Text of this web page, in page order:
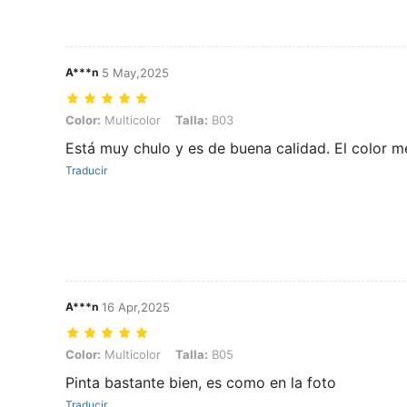
A***n 5 May,2025
Color: Multicolor, Talla: B03
Color: Multicolor Talla: B03
Está muy chulo y es de buena calidad. El color
Traducir
A***n 16 Apr,2025
Color: Multicolor, Talla: B05
Color: Multicolor Talla: B05
Pinta bastante bien, es como en la foto